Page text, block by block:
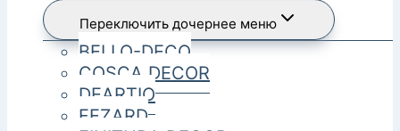
Переключить дочернее меню
BELLO-DECO
COSCA DECOR
DEARTIO
FEZARD